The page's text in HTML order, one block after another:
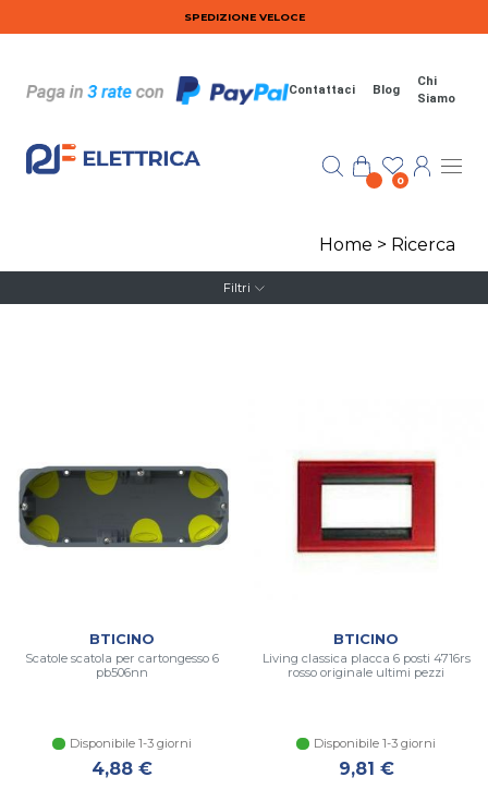
Salta al contenuto principaleSPEDIZIONE VELOCE
Contattaci Blog
Chi
Siamo
0
Home > Ricerca
Filtri
BTICINO
Scatole scatola per cartongesso 6
pb506nn
Disponibile 1-3 giorni
4,88 €
BTICINO
Living classica placca 6 posti 4716rs
rosso originale ultimi pezzi
Disponibile 1-3 giorni
9,81 €